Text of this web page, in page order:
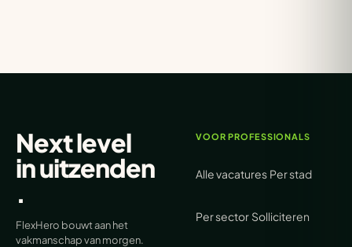
Next level
inuitzenden
.
FlexHero bouwt aan het
vakmanschap van morgen.
VOOR PROFESSIONALS
Alle vacatures Per stad
Per sector Solliciteren